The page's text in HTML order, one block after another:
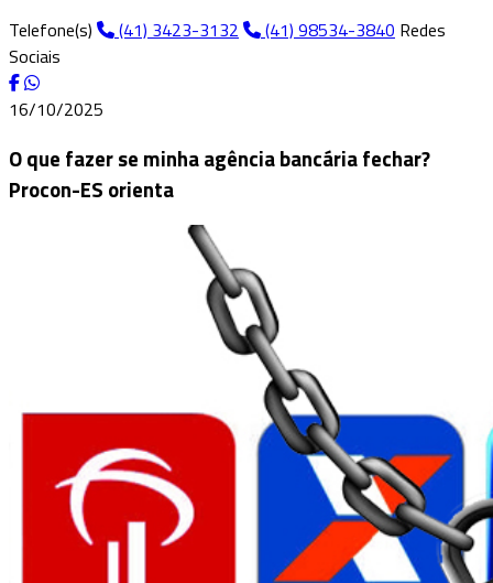
Telefone(s)
(41) 3423-3132 (41) 98534-3840 Redes
Sociais
16/10/2025
O que fazer se minha agência bancária fechar?
Procon-ES orienta